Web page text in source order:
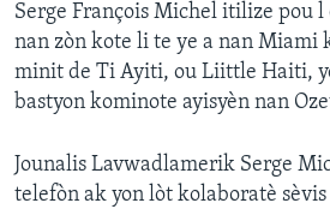
Serge François Michel itilize pou
nan zòn kote li te ye a nan Miami
minit de Ti Ayiti, ou Liittle Haiti,
bastyon kominote ayisyèn nan
Jounalis Lavwadlamerik Serge
telefòn ak yon lòt kolaboratè